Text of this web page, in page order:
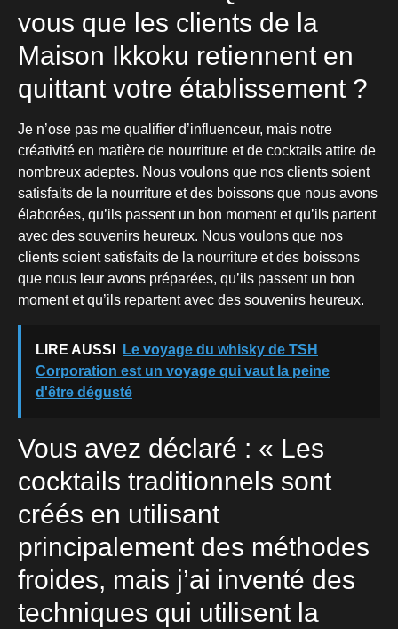
vous que les clients de la
Maison Ikkoku retiennent en
quittant votre établissement ?
Je n’ose pas me qualifier d’influenceur, mais notre
créativité en matière de nourriture et de cocktails attire de
nombreux adeptes. Nous voulons que nos clients soient
satisfaits de la nourriture et des boissons que nous avons
élaborées, qu’ils passent un bon moment et qu’ils partent
avec des souvenirs heureux. Nous voulons que nos
clients soient satisfaits de la nourriture et des boissons
que nous leur avons préparées, qu’ils passent un bon
moment et qu’ils repartent avec des souvenirs heureux.
LIRE AUSSI
Le voyage du whisky de TSH
Corporation est un voyage qui vaut la peine
d'être dégusté
Vous avez déclaré : « Les
cocktails traditionnels sont
créés en utilisant
principalement des méthodes
froides, mais j’ai inventé des
techniques qui utilisent la